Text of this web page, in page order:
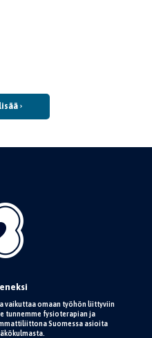
vaikuttaa omaan työhön liittyviin
tunnemme fysioterapian ja
Suomessa asioita